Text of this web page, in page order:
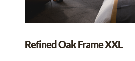
Refined Oak Frame XXL